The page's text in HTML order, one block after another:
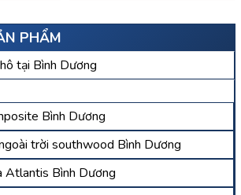
PHẨM
tại Bình Dương
Bình Dương
trời southwood Bình Dương
Atlantis Bình Dương